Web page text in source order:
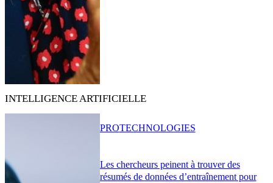
INTELLIGENCE ARTIFICIELLE
Les chercheurs peinent à trouver des
résumés de données d’entraînement pour
PROTECHNOLOGIES